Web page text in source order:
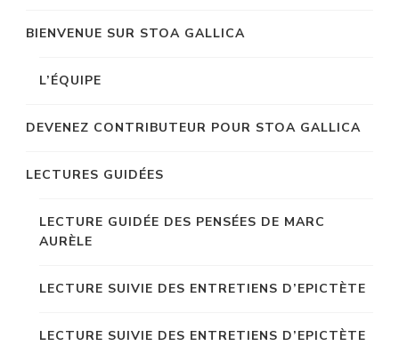
BIENVENUE SUR STOA GALLICA
L’ÉQUIPE
DEVENEZ CONTRIBUTEUR POUR STOA GALLICA
LECTURES GUIDÉES
LECTURE GUIDÉE DES PENSÉES DE MARC
AURÈLE
LECTURE SUIVIE DES ENTRETIENS D’EPICTÈTE
LECTURE SUIVIE DES ENTRETIENS D’EPICTÈTE